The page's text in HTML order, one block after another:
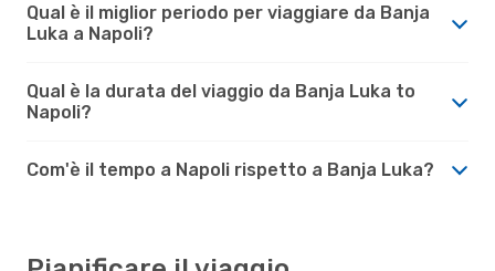
Qual è il miglior periodo per viaggiare da Banja
Luka a Napoli?
Qual è la durata del viaggio da Banja Luka to
Napoli?
Com'è il tempo a Napoli rispetto a Banja Luka?